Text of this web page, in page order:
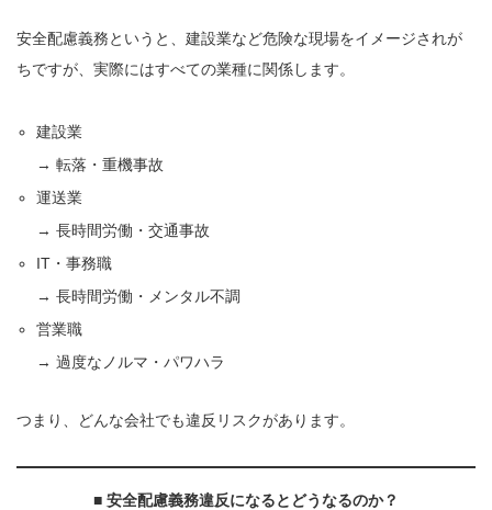
安全配慮義務というと、建設業など危険な現場をイメージされが
ちですが、実際にはすべての業種に関係します。
建設業
→ 転落・重機事故
運送業
→ 長時間労働・交通事故
IT・事務職
→ 長時間労働・メンタル不調
営業職
→ 過度なノルマ・パワハラ
つまり、どんな会社でも違反リスクがあります。
■ 安全配慮義務違反になるとどうなるのか？